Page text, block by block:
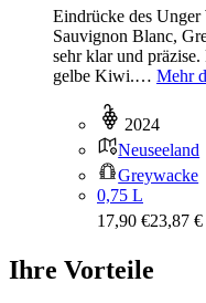
Eindrücke des Unger
Sauvignon Blanc,
sehr klar und
gelbe Kiwi.… Mehr
2024
Neuseeland
Greywacke
0,75 L
17,90 €23,87
Ihre Vorteile